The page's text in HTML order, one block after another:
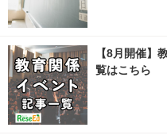
【8月開催】
覧はこちら